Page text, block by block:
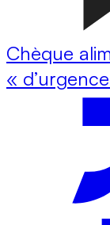
Chèque
«